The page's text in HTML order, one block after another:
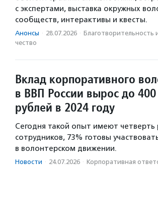
с экспертами, выставка окружных
сообществ, интерактивы и квесты.
Анонсы · 28.07.2026 ·
чест­во
Вклад корпоративного
в ВВП России вырос до
рублей в 2024 году
Сегодня такой опыт имеют четверть
сотрудников, 73% готовы
в волонтерском движении.
Новости · 24.07.2026 · Корпоративная